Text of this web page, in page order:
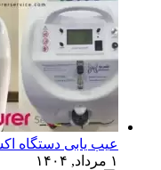
عیب یابی دستگاه
۱ مرداد, ۱۴۰۴